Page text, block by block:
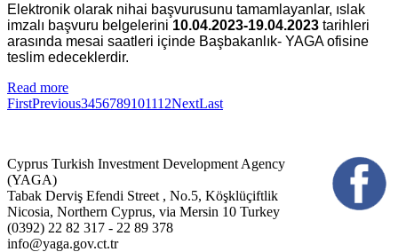
Elektronik olarak nihai başvurusunu tamamlayanlar, ıslak
imzalı başvuru belgelerini 10.04.2023-19.04.2023 tarihleri
arasında mesai saatleri içinde Başbakanlık- YAGA ofisine
teslim edeceklerdir.
Read more
FirstPrevious3456789101112NextLast
Cyprus Turkish Investment Development Agency
(YAGA)
Tabak Derviş Efendi Street , No.5, Köşklüçiftlik
Nicosia, Northern Cyprus, via Mersin 10 Turkey
(0392) 22 82 317 - 22 89 378
info@yaga.gov.ct.tr